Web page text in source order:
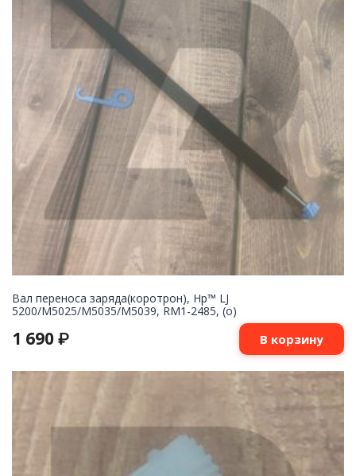
Вал переноса заряда(коротрон), Hp™ LJ
5200/M5025/M5035/M5039, RM1-2485, (о)
1 690 ₽ В корзину